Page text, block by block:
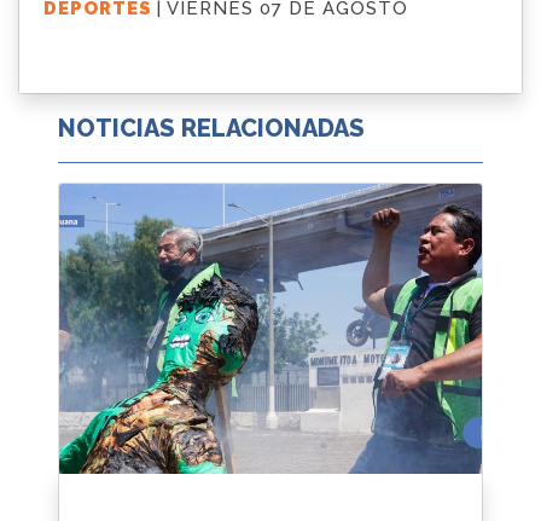
DEPORTES | VIERNES 07 DE AGOSTO
NOTICIAS RELACIONADAS